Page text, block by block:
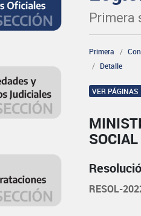
Primera
Primera
Detalle
VER
RESOL-